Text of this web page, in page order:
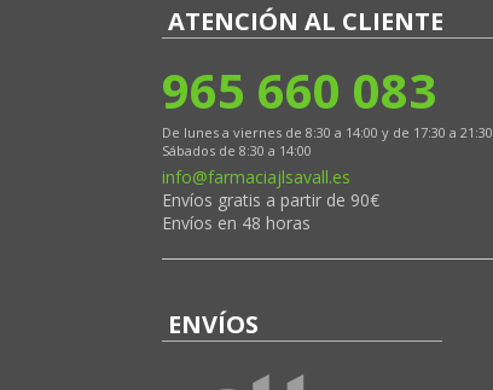
ATENCIÓN AL CLIENTE
965 660 083
De lunes a viernes de 8:30 a 14:00 y de 17:30 a 21:30
Sábados de 8:30 a 14:00
info@farmaciajlsavall.es
Envíos gratis a partir de 90€
Envíos en 48 horas
ENVÍOS